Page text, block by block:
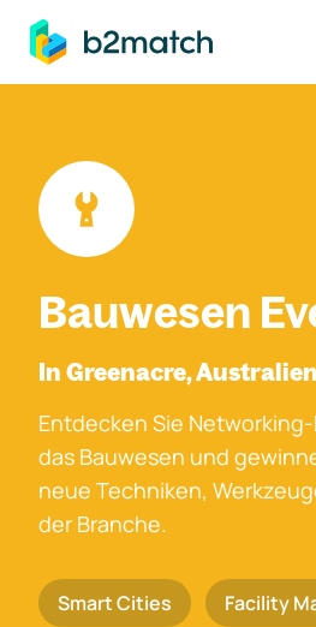
springen
Bauwesen
In Greenacre, Australien
Entdecken Sie
das Bauwesen und
neue Techniken,
der Branche.
Smart Cities Facility